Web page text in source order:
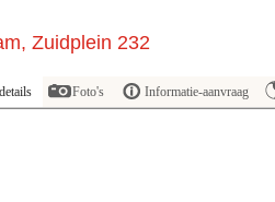
Zuidplein 232
Foto's Informatie-aanvraag